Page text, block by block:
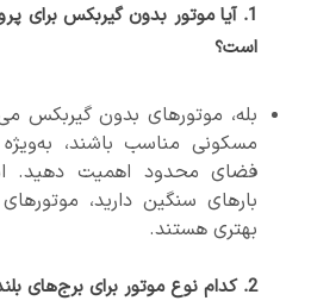
1. آیا موتور بدون گیربکس برای
است؟
بله، موتورهای بدون گیربکس
مسکونی مناسب باشند،
فضای محدود اهمیت دهید.
بارهای سنگین دارید،
بهتری هستند.
2. کدام نوع موتور برای برج‌های